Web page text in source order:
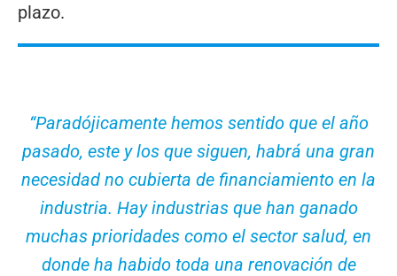
plazo.
“Paradójicamente hemos sentido que el año
pasado, este y los que siguen, habrá una gran
necesidad no cubierta de financiamiento en la
industria. Hay industrias que han ganado
muchas prioridades como el sector salud, en
donde ha habido toda una renovación de